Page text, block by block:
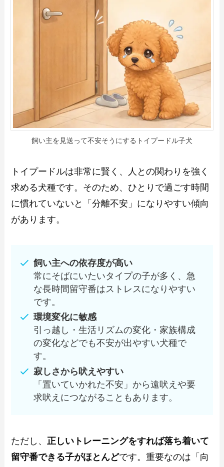
飼い主を見送って不安そうにするトイプードル子犬
トイプードルは非常に賢く、人との関わりを強く
求める犬種です。そのため、ひとりで過ごす時間
に慣れていないと「分離不安」になりやすい傾向
があります。
飼い主への依存度が高い
常にそばにいたいタイプの子が多く、急
な長時間留守番はストレスになりやすい
です。
環境変化に敏感
引っ越し・生活リズムの変化・家族構成
の変化などでも不安が出やすい犬種で
す。
寂しさから吠えやすい
「置いていかれた不安」から遠吠えや要
求吠えにつながることもあります。
ただし、 正しいトレーニングをすれば落ち着いて
留守番できる子がほとんどです。重要なのは「向